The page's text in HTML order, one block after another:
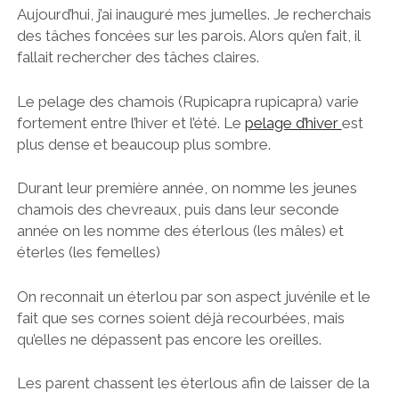
Aujourd’hui, j’ai inauguré mes jumelles. Je recherchais
des tâches foncées sur les parois. Alors qu’en fait, il
fallait rechercher des tâches claires.
Le pelage des chamois (Rupicapra rupicapra) varie
fortement entre l’hiver et l’été. Le pelage d’hiver est
plus dense et beaucoup plus sombre.
Durant leur première année, on nomme les jeunes
chamois des chevreaux, puis dans leur seconde
année on les nomme des éterlous (les mâles) et
éterles (les femelles)
On reconnait un éterlou par son aspect juvénile et le
fait que ses cornes soient déjà recourbées, mais
qu’elles ne dépassent pas encore les oreilles.
Les parent chassent les éterlous afin de laisser de la